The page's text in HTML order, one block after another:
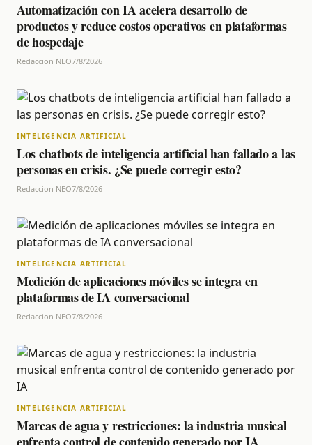
Automatización con IA acelera desarrollo de
productos y reduce costos operativos en plataformas
de hospedaje
Redaccion NEO7/8/2026
INTELIGENCIA ARTIFICIAL
Los chatbots de inteligencia artificial han fallado a las
personas en crisis. ¿Se puede corregir esto?
Redaccion NEO7/8/2026
INTELIGENCIA ARTIFICIAL
Medición de aplicaciones móviles se integra en
plataformas de IA conversacional
Redaccion NEO7/8/2026
INTELIGENCIA ARTIFICIAL
Marcas de agua y restricciones: la industria musical